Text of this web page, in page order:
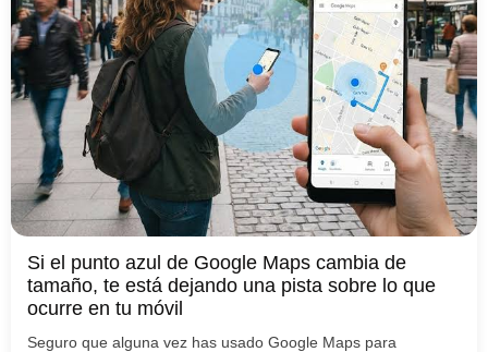
Si el punto azul de Google Maps cambia de
tamaño, te está dejando una pista sobre lo que
ocurre en tu móvil
Seguro que alguna vez has usado Google Maps para